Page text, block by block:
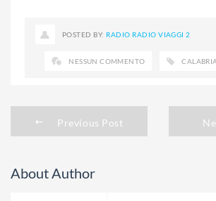
POSTED BY: RADIO RADIO VIAGGI 2
NESSUN COMMENTO CALABRIA
Previous Post
About Author